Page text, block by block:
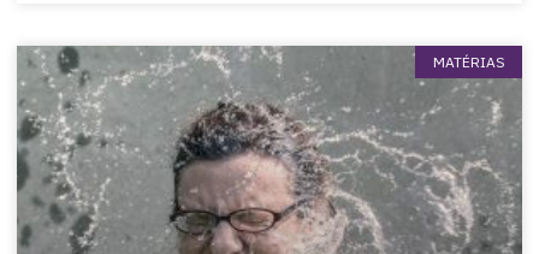
MATÉRIAS